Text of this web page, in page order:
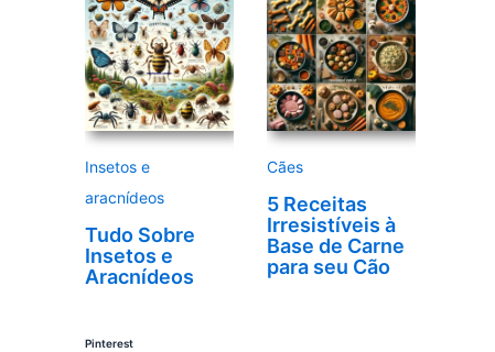
Insetos e
aracnídeos
Tudo Sobre
Insetos e
Aracnídeos
Cães
5 Receitas
Irresistíveis à
Base de Carne
para seu Cão
Pinterest